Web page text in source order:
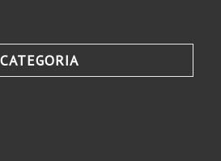
CATEGORIA